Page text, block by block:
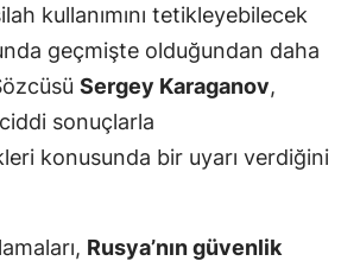
kullanımını tetikleyebilecek
geçmişte olduğundan daha
Sergey Karaganov,
ciddi sonuçlarla
konusunda bir uyarı verdiğini
Rusya’nın güvenlik